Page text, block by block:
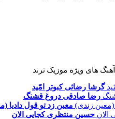
آهنگ های ویژه موزیک ترند
گرشا رضائیکبوتر امّید
رضا صادقی دروغ قشنگ
معین زدتو قول دادیا
حسین منتظریکجایی الان